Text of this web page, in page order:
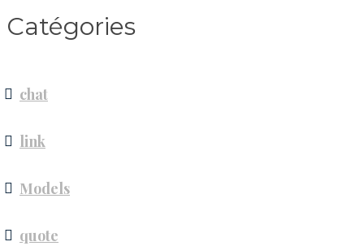
Catégories
chat
link
Models
quote